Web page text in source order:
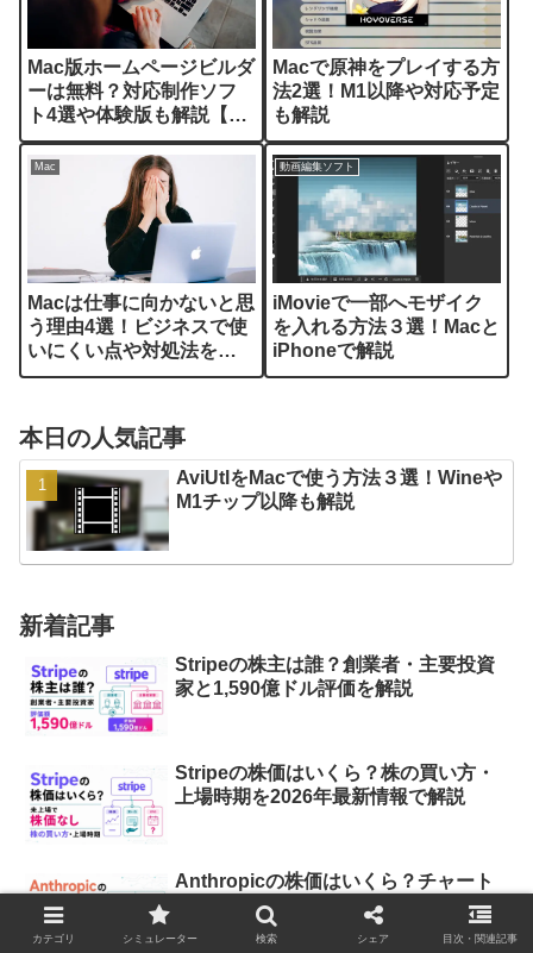
Mac版ホームページビルダ
ーは無料？対応制作ソフ
ト4選や体験版も解説【買
い切り】
Macで原神をプレイする方
法2選！M1以降や対応予定
も解説
Mac
Macは仕事に向かないと思
う理由4選！ビジネスで使
いにくい点や対処法を解
説
動画編集ソフト
iMovieで一部へモザイク
を入れる方法３選！Macと
iPhoneで解説
本日の人気記事
AviUtlをMacで使う方法３選！Wineや
M1チップ以降も解説
新着記事
Stripeの株主は誰？創業者・主要投資
家と1,590億ドル評価を解説
Stripeの株価はいくら？株の買い方・
上場時期を2026年最新情報で解説
Anthropicの株価はいくら？チャート
がない理由とIPO後の予想
カテゴリ シミュレーター 検索 シェア 目次・関連記事